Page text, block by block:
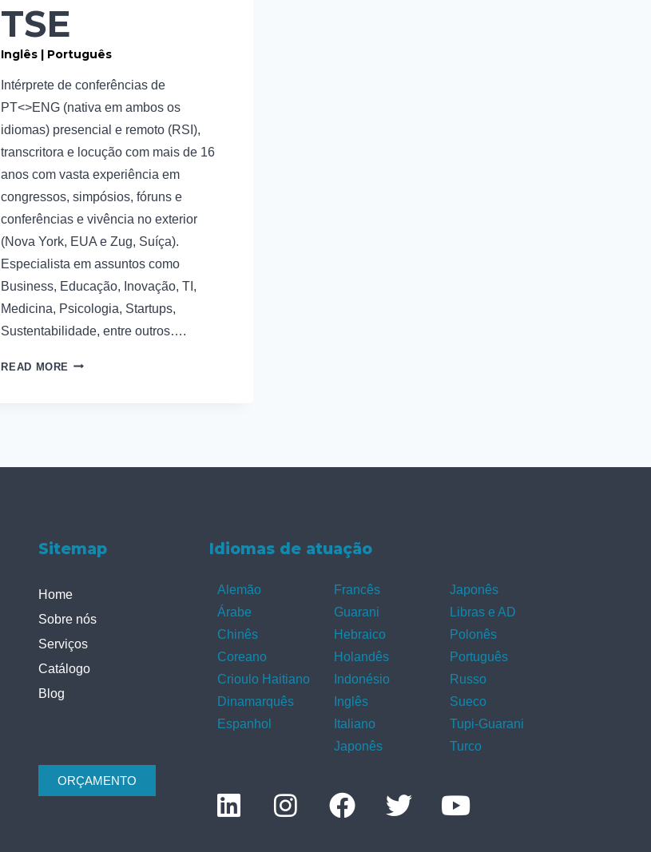
TSE
Inglês | Português
Intérprete de conferências de
PT<>ENG (nativa em ambos os
idiomas) presencial e remoto (RSI),
transcritora e locução com mais de 16
anos com vasta experiência em
congressos, simpósios, fóruns e
conferências e vivência no exterior
(Nova York, EUA e Zug, Suíça).
Especialista em assuntos como
Business, Educação, Inovação, TI,
Medicina, Psicologia, Startups,
Sustentabilidade, entre outros….
READ MORE
Sitemap
Home
Sobre nós
Serviços
Catálogo
Blog
ORÇAMENTO
Idiomas de atuação
Alemão
Árabe
Chinês
Coreano
Crioulo Haitiano
Dinamarquês
Espanhol
Francês
Guarani
Hebraico
Holandês
Indonésio
Inglês
Italiano
Japonês
Japonês
Libras e AD
Polonês
Português
Russo
Sueco
Tupi-Guarani
Turco